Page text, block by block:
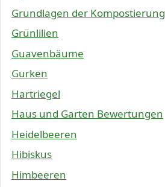
Grundlagen der Kompostierung
Grünlilien
Guavenbäume
Gurken
Hartriegel
Haus und Garten Bewertungen
Heidelbeeren
Hibiskus
Himbeeren